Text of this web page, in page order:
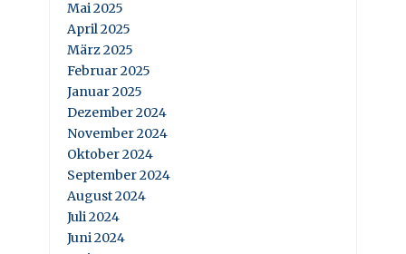
Mai 2025
April 2025
März 2025
Februar 2025
Januar 2025
Dezember 2024
November 2024
Oktober 2024
September 2024
August 2024
Juli 2024
Juni 2024